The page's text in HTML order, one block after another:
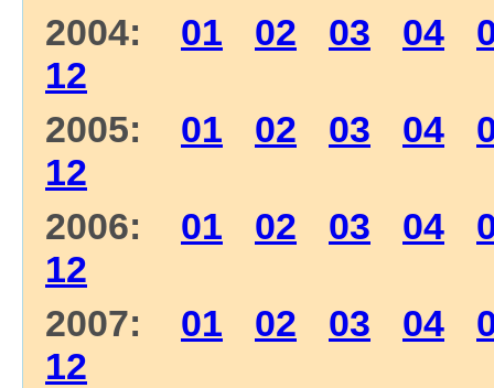
2004: 01 02 03 04
12
2005: 01 02 03 04
12
2006: 01 02 03 04
12
2007: 01 02 03 04
12